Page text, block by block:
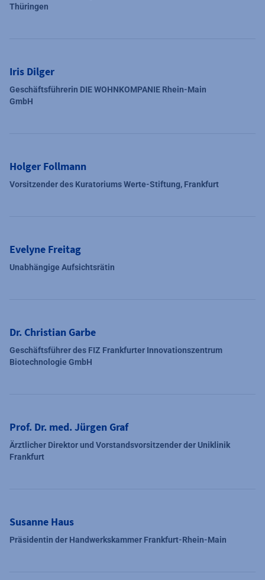
Thüringen
Iris Dilger
Geschäftsführerin DIE WOHNKOMPANIE Rhein-Main
GmbH
Holger Follmann
Vorsitzender des Kuratoriums Werte-Stiftung, Frankfurt
Evelyne Freitag
Unabhängige Aufsichtsrätin
Dr. Christian Garbe
Geschäftsführer des FIZ Frankfurter Innovationszentrum
Biotechnologie GmbH
Prof. Dr. med. Jürgen Graf
Ärztlicher Direktor und Vorstandsvorsitzender der Uniklinik
Frankfurt
Susanne Haus
Präsidentin der Handwerkskammer Frankfurt-Rhein-Main